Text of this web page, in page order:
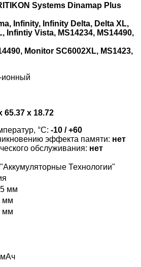
Systems Dinamap Plus
Infinity, Infinity Delta, Delta XL,
Infintiy Vista, MS14234, MS14490,
Monitor SC6002XL, MS1423,
ионный
65.37 x 18.72
°С: -10 / +60
эффекта памяти: нет
обслуживания: нет
Технологии"
мм
мм
мм